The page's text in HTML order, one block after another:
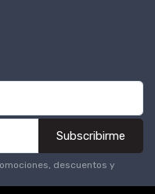
Subscribirme
descuentos y